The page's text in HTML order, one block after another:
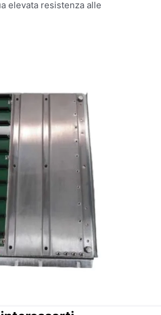
elevata resistenza alle